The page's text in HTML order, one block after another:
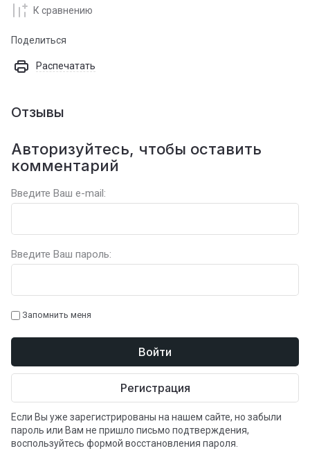
К сравнению
Поделиться
Распечатать
Отзывы
Авторизуйтесь, чтобы оставить
комментарий
Введите Ваш e-mail:
Введите Ваш пароль:
Запомнить меня
Войти
Регистрация
Если Вы уже зарегистрированы на нашем сайте, но забыли
пароль или Вам не пришло письмо подтверждения,
воспользуйтесь формой восстановления пароля.